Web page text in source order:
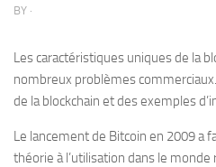
BY ·
Les caractéristiques uniques de la
nombreux problèmes
de la blockchain et des exemples
Le lancement de Bitcoin en 2009 a
théorie à l’utilisation dans le